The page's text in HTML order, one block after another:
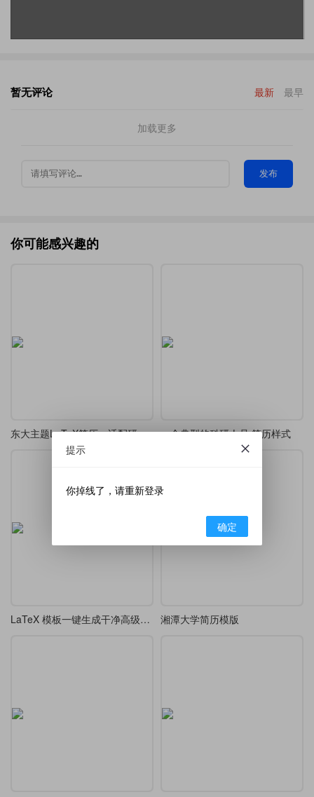
暂无评论 最新 最早
加载更多
发布
你可能感兴趣的
东大主题LaTeX简历，适配研究生求职与学术交流 一个典型的科研人员 简历样式
LaTeX 模板一键生成干净高级极简学术 CV 湘潭大学简历模版
提示
你掉线了，请重新登录
确定